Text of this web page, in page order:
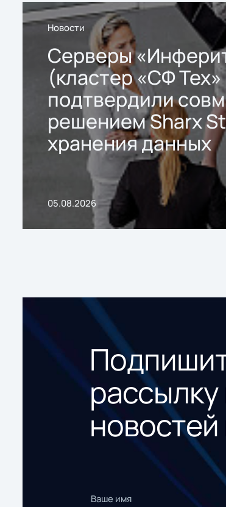
Новости
Серверы
(кластер «СФ
подтвердили
решением Sharx
хранения данных
05.08.2026